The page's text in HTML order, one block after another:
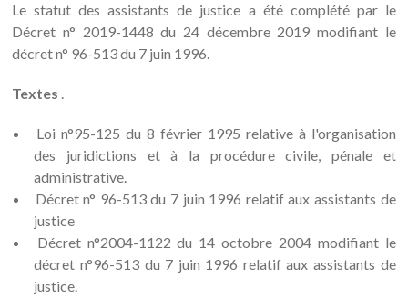
Le statut des assistants de justice a été complété par le
Décret n° 2019-1448 du 24 décembre 2019 modifiant le
décret n° 96-513 du 7 juin 1996.
Textes .
Loi n°95-125 du 8 février 1995 relative à l'organisation
des juridictions et à la procédure civile, pénale et
administrative.
Décret n° 96-513 du 7 juin 1996 relatif aux assistants de
justice
Décret n°2004-1122 du 14 octobre 2004 modifiant le
décret n°96-513 du 7 juin 1996 relatif aux assistants de
justice.